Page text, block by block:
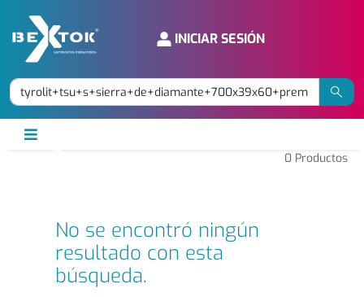
INICIAR SESIÓN
0 Productos
No se encontró ningún
resultado con esta
búsqueda.